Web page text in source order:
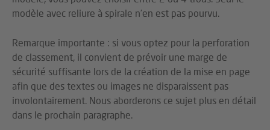
modèle avec reliure à spirale n’en est pas pourvu.
Remarque importante : si vous optez pour la perforation
de classement, il convient de prévoir une marge de
sécurité suffisante lors de la création de la mise en page
afin que des textes ou images ne disparaissent pas
involontairement. Nous aborderons ce sujet plus en détail
dans le prochain paragraphe.